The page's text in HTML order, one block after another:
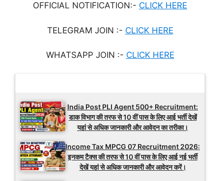
OFFICIAL NOTIFICATION:- CLICK HERE
TELEGRAM JOIN :- CLICK HERE
WHATSAPP JOIN :- CLICK HERE
India Post PLI Agent 500+ Recruitment:
डाक विभाग की तरफ से 10 वीं पास के लिए आई भर्ती देखें
यहां से अधिक जानकारी और आवेदन का तरीका।
Income Tax MPCG 07 Recruitment 2026:
इनकम टैक्स की तरफ से 10 वीं पास के लिए आई नई भर्ती
देखें यहां से अधिक जानकारी और आवेदन करें।